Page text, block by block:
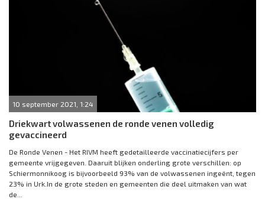
10 september 2021, 1:24
Driekwart volwassenen de ronde venen volledig
gevaccineerd
De Ronde Venen - Het RIVM heeft gedetailleerde vaccinatiecijfers per
gemeente vrijgegeven. Daaruit blijken onderling grote verschillen: op
Schiermonnikoog is bijvoorbeeld 93% van de volwassenen ingeënt, tegen
23% in Urk.In de grote steden en gemeenten die deel uitmaken van wat
de...